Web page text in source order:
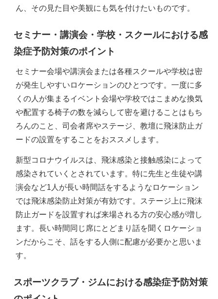
ん、その見た目や美観にも気を付けたいものです。
セミナー・講演会・学校・スクールにおける感
染症予防対策のポイント
セミナー会場や講演会または各種スクールや学校は密
が発生しやすいロケーションのひとつです。一度に多
くの人が集まるイベント会場や学校ではこまめな換気
や配置する椅子の数を減らして密を避けることはもち
ろんのこと、司会者席やステージ、教壇に飛沫防止ガ
ードの設置をすることをおススメします。
新型コロナウイルスは、飛沫感染と接触感染によって
感染されていくとされています。特に先生と生徒や講
演会など1人が長い時間話をするようなロケーション
では飛沫感染防止対策が有効です。ステージ上に飛沫
防止ガードを設置すれば来場される方の安心感が増し
ます。長い時間同じ席にとどまり話を聞くロケーショ
ンだからこそ、話をする人側に配慮が必要かと思いま
す。
スポーツクラブ・ジムにおける感染症予防対策